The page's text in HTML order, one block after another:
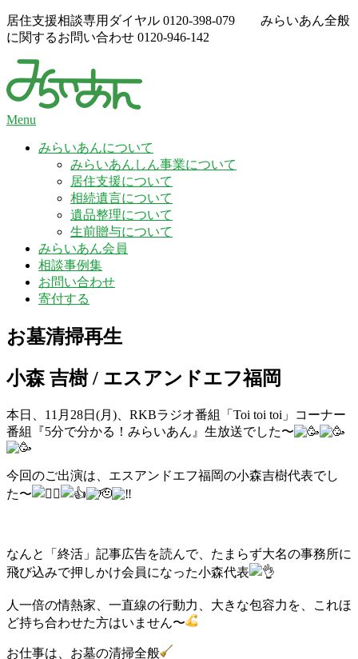
Skip
to
content
居住支援相談専用ダイヤル 0120-398-079
みらいあん全般
に関するお問い合わせ 0120-946-142
Menu
みらいあんについて
みらいあんしん事業について
居住支援について
相続遺言について
遺品整理について
生前贈与について
みらいあん会員
相談事例集
お問い合わせ
寄付する
お墓清掃再生
小森 吉樹 / エスアンドエフ福岡
本日、11月28日(月)、RKBラジオ番組「Toi toi toi」コーナー
番組『5分で分かる！みらいあん』生放送でした〜
今回のご出演は、エスアンドエフ福岡の小森吉樹代表でし
た〜
なんと「終活」記事広告を読んで、たまらず大名の事務所に
飛び込みで押しかけ会員になった小森代表
人一倍の情熱家、一直線の行動力、大きな包容力を、これほ
ど持ち合わせた方はいません〜
お仕事は、お墓の清掃全般